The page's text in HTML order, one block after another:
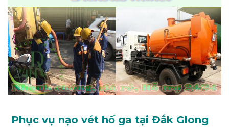
Phục vụ nạo vét hố ga tại Đắk Glong